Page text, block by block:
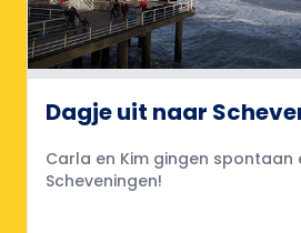
Dagje uit naar
Carla en Kim gingen spontaan
Scheveningen!